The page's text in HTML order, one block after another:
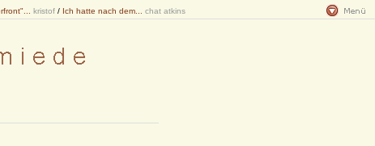
kristof / Ich hatte nach dem... chat atkins